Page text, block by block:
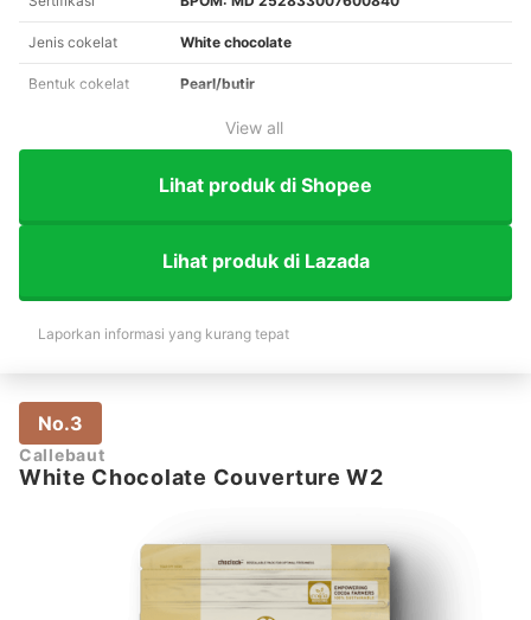
Jenis cokelat White chocolate
Bentuk cokelat Pearl/butir
View all
Lihat produk di Shopee
Lihat produk di Lazada
Laporkan informasi yang kurang tepat
No.3
Callebaut
White Chocolate Couverture W2